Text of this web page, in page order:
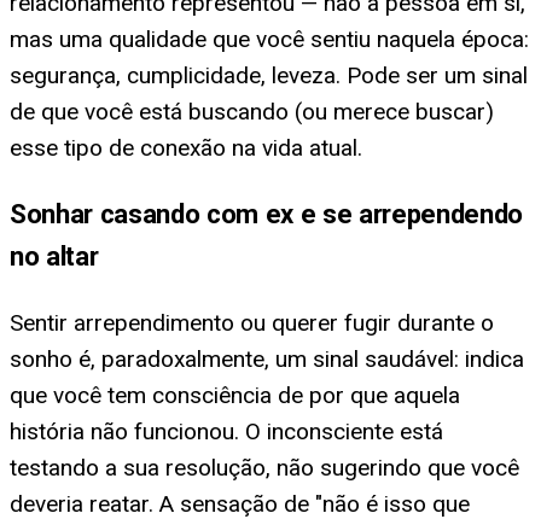
mas uma qualidade que você sentiu naquela época:
segurança, cumplicidade, leveza. Pode ser um sinal
de que você está buscando (ou merece buscar)
esse tipo de conexão na vida atual.
Sonhar casando com ex e se arrependendo
no altar
Sentir arrependimento ou querer fugir durante o
sonho é, paradoxalmente, um sinal saudável: indica
que você tem consciência de por que aquela
história não funcionou. O inconsciente está
testando a sua resolução, não sugerindo que você
deveria reatar. A sensação de "não é isso que